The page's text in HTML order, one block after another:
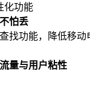
化功能
怕丢
找功能，降低移
量与用户粘性